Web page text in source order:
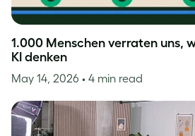
1.000 Menschen verraten uns,
KI denken
May 14, 2026 • 4 min read